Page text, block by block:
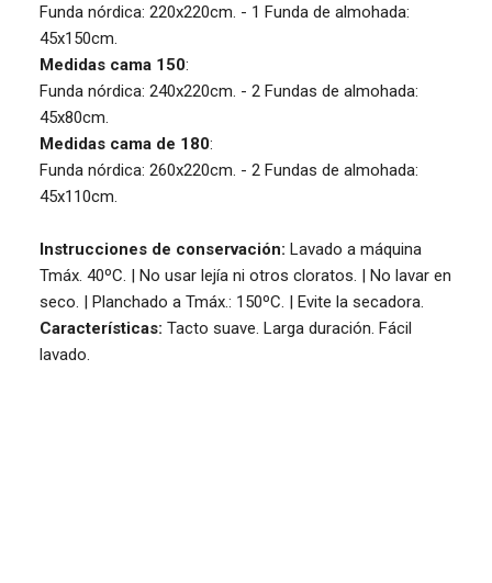
Funda nórdica: 220x220cm. - 1 Funda de almohada:
45x150cm.
Medidas cama 150:
Funda nórdica: 240x220cm. - 2 Fundas de almohada:
45x80cm.
Medidas cama de 180:
Funda nórdica: 260x220cm. - 2 Fundas de almohada:
45x110cm.
Instrucciones de conservación: Lavado a máquina
Tmáx. 40ºC. | No usar lejía ni otros cloratos. | No lavar en
seco. | Planchado a Tmáx.: 150ºC. | Evite la secadora.
Características: Tacto suave. Larga duración. Fácil
lavado.